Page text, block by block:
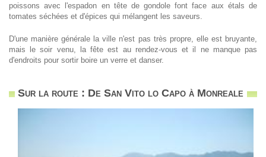
poissons avec l'espadon en tête de gondole font face aux étals de
tomates séchées et d'épices qui mélangent les saveurs.
D'une manière générale la ville n'est pas très propre, elle est bruyante,
mais le soir venu, la fête est au rendez-vous et il ne manque pas
d'endroits pour sortir boire un verre et danser.
Sur la route : De San Vito lo Capo à Monreale